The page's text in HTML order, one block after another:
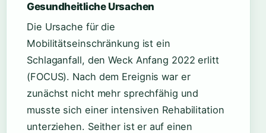
Gesundheitliche Ursachen
Die Ursache für die
Mobilitätseinschränkung ist ein
Schlaganfall, den Weck Anfang 2022 erlitt
(FOCUS). Nach dem Ereignis war er
zunächst nicht mehr sprechfähig und
musste sich einer intensiven Rehabilitation
unterziehen. Seither ist er auf einen